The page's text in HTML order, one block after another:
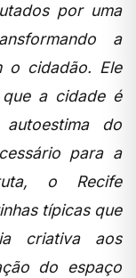
por uma
a
o cidadão. Ele
que a cidade é
do
para a
o Recife
típicas que
criativa aos
do espaço